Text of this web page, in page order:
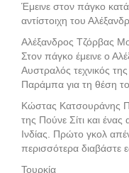
Έμεινε στον πάγκο
αντίστοιχη του
Αλέξανδρος Τζόρβας
Στον πάγκο έμεινε ο
Αυστραλός τεχνικός
Παράμπα για τη θέση
Κώστας Κατσουράνης
της Πούνε Σίτι και
Ινδίας. Πρώτο γκολ
περισσότερα διαβάστε
Τουρκία